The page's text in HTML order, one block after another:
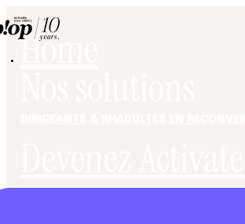
Home